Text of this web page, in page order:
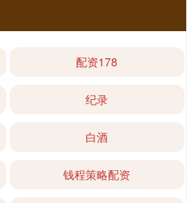
配资178
纪录
白酒
钱程策略配资